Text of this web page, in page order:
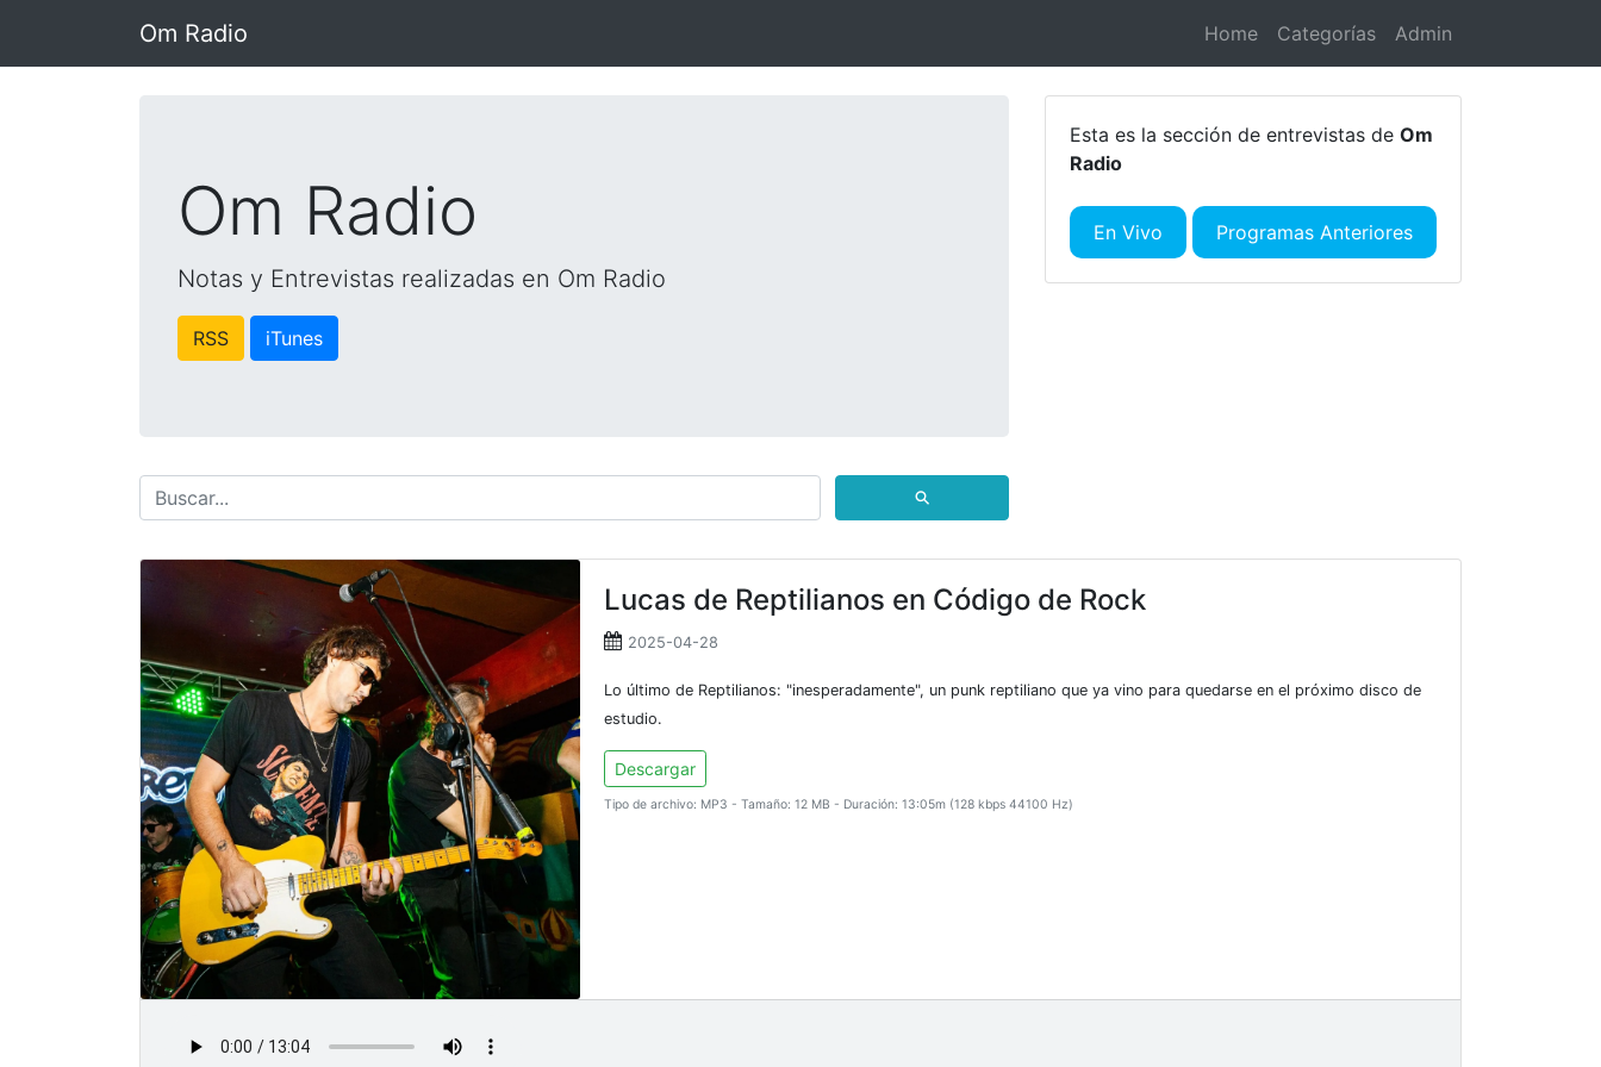
Om Radio Home Categorías Admin
Om Radio
Notas y Entrevistas realizadas en Om Radio
RSS iTunes
⚲
Esta es la sección de entrevistas de Om
Radio
En Vivo Programas Anteriores
Lucas de Reptilianos en Código de Rock
2025-04-28
Lo último de Reptilianos: "inesperadamente", un punk reptiliano que ya vino para quedarse en el próximo disco de
estudio.
Descargar
Tipo de archivo: MP3 - Tamaño: 12 MB - Duración: 13:05m (128 kbps 44100 Hz)